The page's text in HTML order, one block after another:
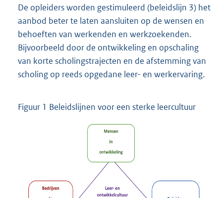
De opleiders worden gestimuleerd (beleidslijn 3) het
aanbod beter te laten aansluiten op de wensen en
behoeften van werkenden en werkzoekenden.
Bijvoorbeeld door de ontwikkeling en opschaling
van korte scholingstrajecten en de afstemming van
scholing op reeds opgedane leer- en werkervaring.
Figuur 1 Beleidslijnen voor een sterke leercultuur